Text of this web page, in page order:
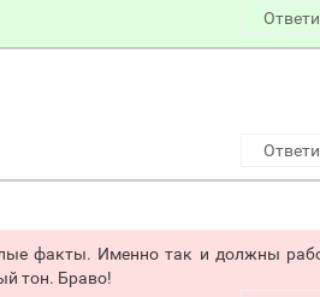
факты. Именно так и должны
тон. Браво!